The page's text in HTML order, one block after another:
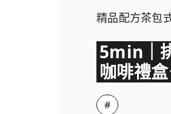
精品配方茶包
5min｜
咖啡禮
#